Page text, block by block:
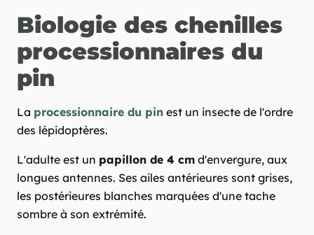
Biologie des chenilles
processionnaires du
pin
La processionnaire du pin est un insecte de l'ordre
des lépidoptères.
L'adulte est un papillon de 4 cm d'envergure, aux
longues antennes. Ses ailes antérieures sont grises,
les postérieures blanches marquées d'une tache
sombre à son extrémité.